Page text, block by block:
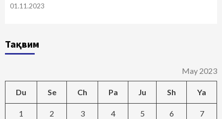
01.11.2023
Тақвим
May 2023
Du Se Ch Pa Ju Sh Ya
1 2 3 4 5 6 7